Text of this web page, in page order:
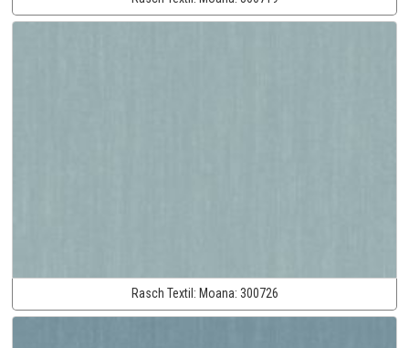
Rasch Textil: Moana: 300726